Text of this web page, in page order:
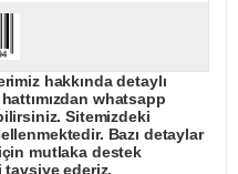
hakkında detaylı
whatsapp
Sitemizdeki
Bazı detaylar
mutlaka destek
tavsiye ederiz.